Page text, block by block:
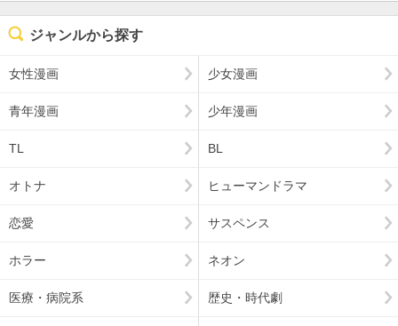
ジャンルから探す
女性漫画 少女漫画
青年漫画 少年漫画
TL BL
オトナ ヒューマンドラマ
恋愛 サスペンス
ホラー ネオン
医療・病院系 歴史・時代劇